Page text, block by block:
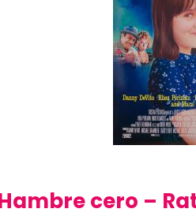
cero –